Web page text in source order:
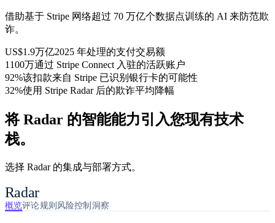
借助基于 Stripe 网络超过 70 万亿个数据点训练的 AI 来防范欺
诈。
US$1.9万亿2025 年处理的支付交易额
1100万通过 Stripe Connect 入驻的活跃账户
92%该扣款来自 Stripe 已识别银行卡的可能性
32%使用 Stripe Radar 后的欺诈平均降幅
将 Radar 的智能能力引入您现有技术
栈。
选择 Radar 的集成与部署方式。
Radar
概览评论规则 风险控制 洞察